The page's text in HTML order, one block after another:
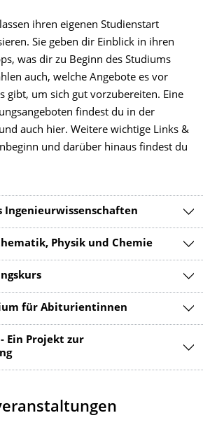
ihren eigenen Studienstart
Sie geben dir Einblick in ihren
was dir zu Beginn des Studiums
auch, welche Angebote es vor
gibt, um sich gut vorzubereiten. Eine
findest du in der
auch hier. Weitere wichtige Links &
und darüber hinaus findest du
Ingenieurwissenschaften
Physik und Chemie
für Abiturientinnen
Ein Projekt zur